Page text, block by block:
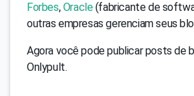
Forbes,Oracle(fabricante de
outras empresas gerenciam seus
Agora você pode publicar posts de
Onlypult.